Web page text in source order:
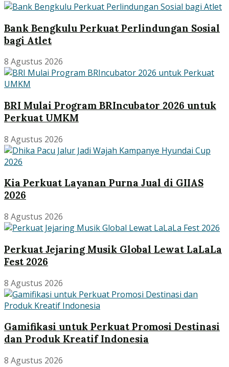
Bank Bengkulu Perkuat Perlindungan Sosial
bagi Atlet
8 Agustus 2026
BRI Mulai Program BRIncubator 2026 untuk
Perkuat UMKM
8 Agustus 2026
Kia Perkuat Layanan Purna Jual di GIIAS
2026
8 Agustus 2026
Perkuat Jejaring Musik Global Lewat LaLaLa
Fest 2026
8 Agustus 2026
Gamifikasi untuk Perkuat Promosi Destinasi
dan Produk Kreatif Indonesia
8 Agustus 2026